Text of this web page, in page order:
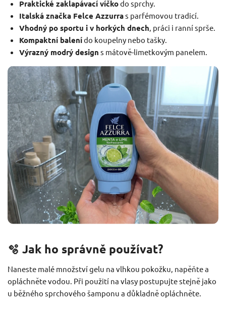
Praktické zaklapávací víčkodo sprchy.
Italská značka Felce Azzurras parfémovou tradicí.
Vhodný po sportu i v horkých dnech , práci i ranní sprše.
Kompaktní balenído koupelny nebo tašky.
Výrazný modrý design s mátově-limetkovým panelem.
🫧 Jak ho správně používat?
Naneste malé množství gelu na vlhkou pokožku, napěňte a
opláchněte vodou. Při použití na vlasy postupujte stejně jako
u běžného sprchového šamponu a důkladně opláchněte.